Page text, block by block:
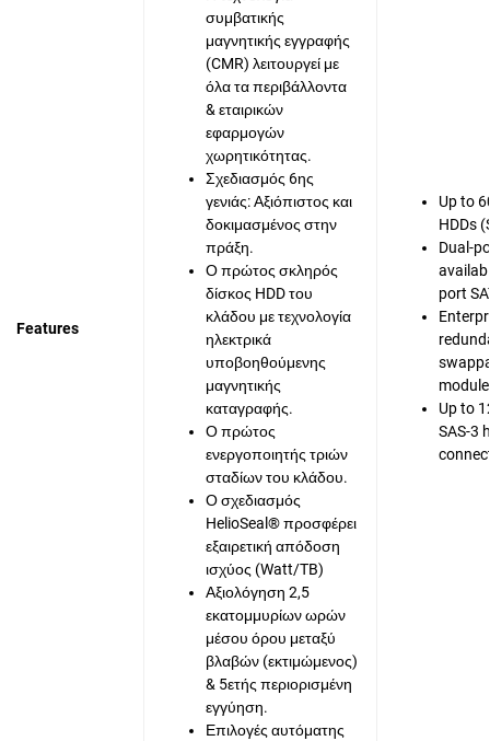
Features
συμβατικής
μαγνητικής εγγραφής
(CMR) λειτουργεί με
όλα τα περιβάλλοντα
& εταιρικών
εφαρμογών
χωρητικότητας.
Σχεδιασμός 6ης
γενιάς: Αξιόπιστος και
δοκιμασμένος στην
πράξη.
Ο πρώτος σκληρός
δίσκος HDD του
κλάδου με τεχνολογία
ηλεκτρικά
υποβοηθούμενης
μαγνητικής
καταγραφής.
Ο πρώτος
ενεργοποιητής τριών
σταδίων του κλάδου.
Ο σχεδιασμός
HelioSeal® προσφέρει
εξαιρετική απόδοση
ισχύος (Watt/TB)
Αξιολόγηση 2,5
εκατομμυρίων ωρών
μέσου όρου μεταξύ
βλαβών (εκτιμώμενος)
& 5ετής περιορισμένη
εγγύηση.
Επιλογές αυτόματης
Up to
HDDs
Dual-
port
Up to
SAS-3